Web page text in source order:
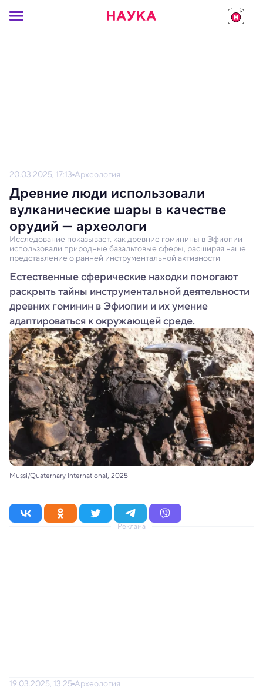
20.03.2025, 17:13 Археология
Древние люди использовали
вулканические шары в качестве
орудий — археологи
Исследование показывает, как древние гоминины в Эфиопии
использовали природные базальтовые сферы, расширяя наше
представление о ранней инструментальной активности
Естественные сферические находки помогают
раскрыть тайны инструментальной деятельности
древних гоминин в Эфиопии и их умение
адаптироваться к окружающей среде.
Mussi/Quaternary International, 2025
Реклама
19.03.2025, 13:25 Археология